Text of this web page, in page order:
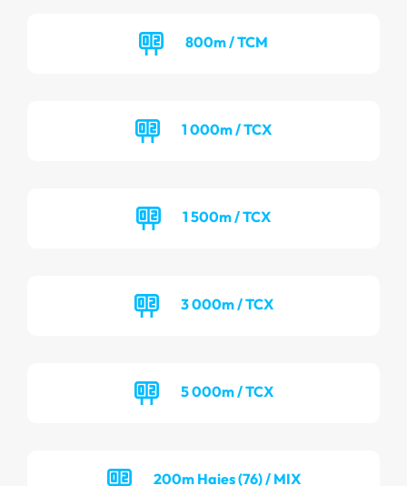
800m / TCM
1 000m / TCX
1 500m / TCX
3 000m / TCX
5 000m / TCX
200m Haies (76) / MIX